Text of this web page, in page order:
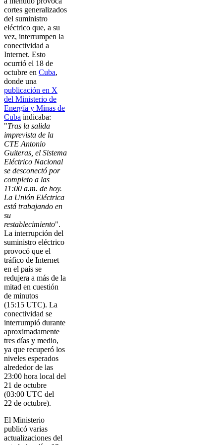
cortes generalizados
del suministro
eléctrico que, a su
vez, interrumpen la
conectividad a
Internet. Esto
ocurrió el 18 de
octubre en Cuba,
donde una
publicación en X
del Ministerio de
Energía y Minas de
Cuba indicaba:
"Tras la salida
imprevista de la
CTE Antonio
Guiteras, el Sistema
Eléctrico Nacional
se desconectó por
completo a las
11:00 a.m. de hoy.
La Unión Eléctrica
está trabajando en
su
restablecimiento".
La interrupción del
suministro eléctrico
provocó que el
tráfico de Internet
en el país se
redujera a más de la
mitad en cuestión
de minutos
(15:15 UTC). La
conectividad se
interrumpió durante
aproximadamente
tres días y medio,
ya que recuperó los
niveles esperados
alrededor de las
23:00 hora local del
21 de octubre
(03:00 UTC del
22 de octubre).
El Ministerio
publicó varias
actualizaciones del